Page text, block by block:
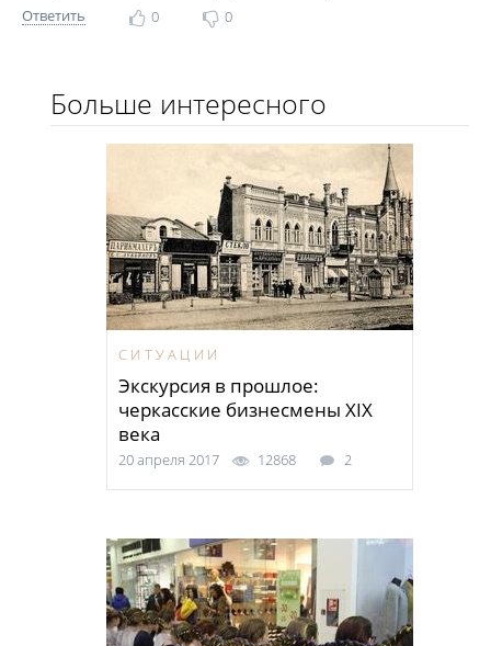
Ответить 0 0
Больше интересного
СИТУАЦИИ
Экскурсия в прошлое:
черкасские бизнесмены XIX
века
20 апреля 2017 12868 2